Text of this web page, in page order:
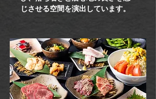
じさせる空間を演出しています。